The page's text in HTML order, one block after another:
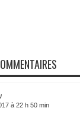
à 22 h 50 min